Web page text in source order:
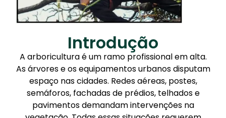
Introdução
A arboricultura é um ramo profissional em alta.
As árvores e os equipamentos urbanos disputam
espaço nas cidades. Redes aéreas, postes,
semáforos, fachadas de prédios, telhados e
pavimentos demandam intervenções na